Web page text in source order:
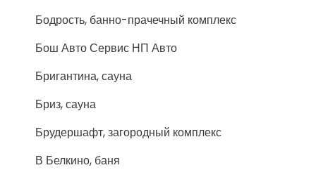
Бодрость, банно-прачечный комплекс
Бош Авто Сервис НП Авто
Бригантина, сауна
Бриз, сауна
Брудершафт, загородный комплекс
В Белкино, баня